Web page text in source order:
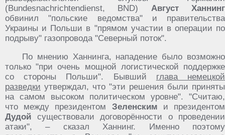
(Bundesnachrichtendienst, BND) Август Ханнинг
обвинил "польские ведомства" и правительства
Украины и Польши в "прямом участии в операции по
подрыву" газопровода "Северный поток".
По мнению Ханнинга, нападение было возможно
только "при очень мощной логистической поддержке
со стороны Польши". Бывший глава немецкой
разведки утверждал, что "эти решения были приняты
на самом высоком политическом уровне". "Считаю,
что между президентом Зеленским и президентом
Дудой существовали договорённости о проведении
атаки", – сказал Ханнинг. Именно поэтому